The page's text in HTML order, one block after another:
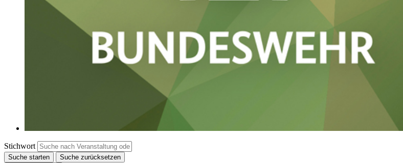
Stichwort
Suche starten
Suche zurücksetzen